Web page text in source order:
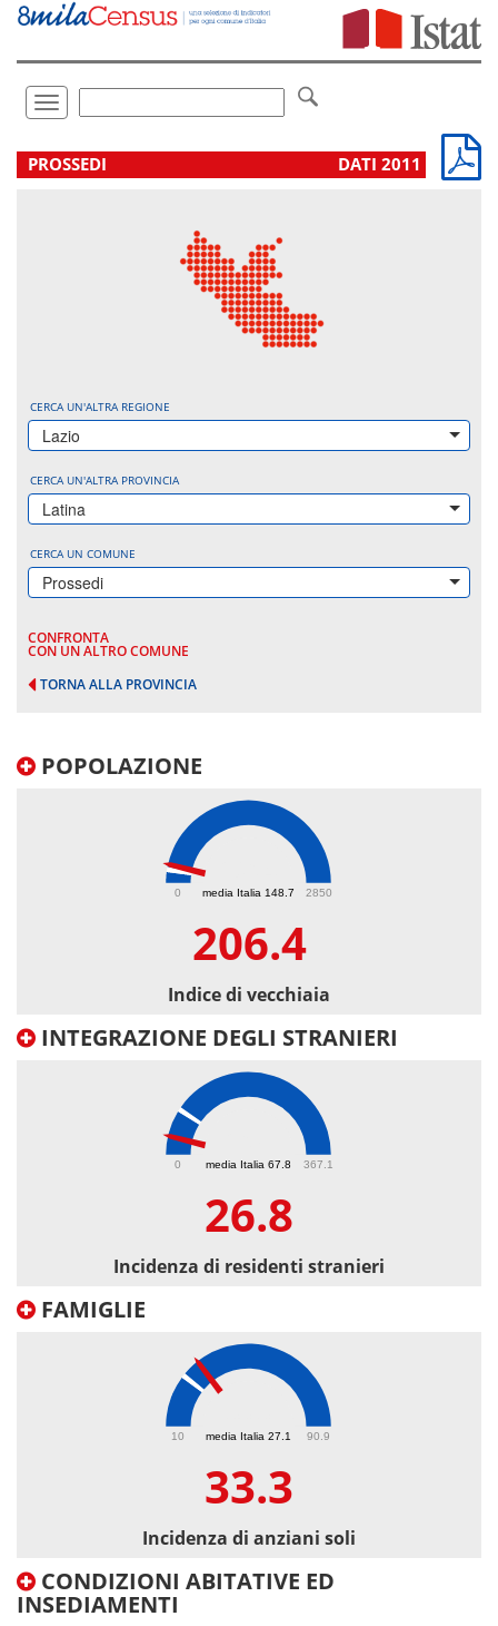
Vai
direttamente
Toggle
navigation
.
PROSSEDI DATI 2011
CERCA UN'ALTRA REGIONE
Lazio
CERCA UN'ALTRA PROVINCIA
Latina
CERCA UN COMUNE
Prossedi
CONFRONTA
CON UN ALTRO COMUNE
TORNA ALLA PROVINCIA
POPOLAZIONE
media Italia 148.7
0 2850
206.4
Indice di vecchiaia
INTEGRAZIONE DEGLI STRANIERI
media Italia 67.8
0 367.1
26.8
Incidenza di residenti stranieri
FAMIGLIE
media Italia 27.1
10 90.9
33.3
Incidenza di anziani soli
CONDIZIONI ABITATIVE ED
INSEDIAMENTI